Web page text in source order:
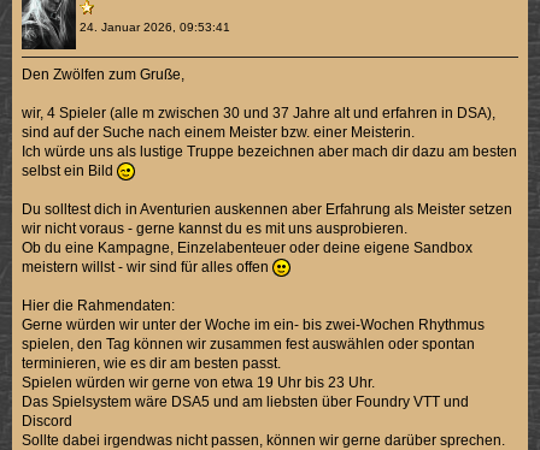
24. Januar 2026, 09:53:41
Den Zwölfen zum Gruße,
wir, 4 Spieler (alle m zwischen 30 und 37 Jahre alt und erfahren in DSA),
sind auf der Suche nach einem Meister bzw. einer Meisterin.
Ich würde uns als lustige Truppe bezeichnen aber mach dir dazu am besten
selbst ein Bild
Du solltest dich in Aventurien auskennen aber Erfahrung als Meister setzen
wir nicht voraus - gerne kannst du es mit uns ausprobieren.
Ob du eine Kampagne, Einzelabenteuer oder deine eigene Sandbox
meistern willst - wir sind für alles offen
Hier die Rahmendaten:
Gerne würden wir unter der Woche im ein- bis zwei-Wochen Rhythmus
spielen, den Tag können wir zusammen fest auswählen oder spontan
terminieren, wie es dir am besten passt.
Spielen würden wir gerne von etwa 19 Uhr bis 23 Uhr.
Das Spielsystem wäre DSA5 und am liebsten über Foundry VTT und
Discord
Sollte dabei irgendwas nicht passen, können wir gerne darüber sprechen.